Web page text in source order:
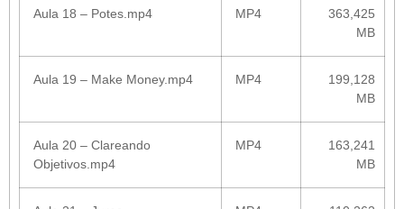
Aula 18 – Potes.mp4 MP4
363,425
MB
Aula 19 – Make Money.mp4 MP4
199,128
MB
Aula 20 – Clareando
Objetivos.mp4
MP4
163,241
MB